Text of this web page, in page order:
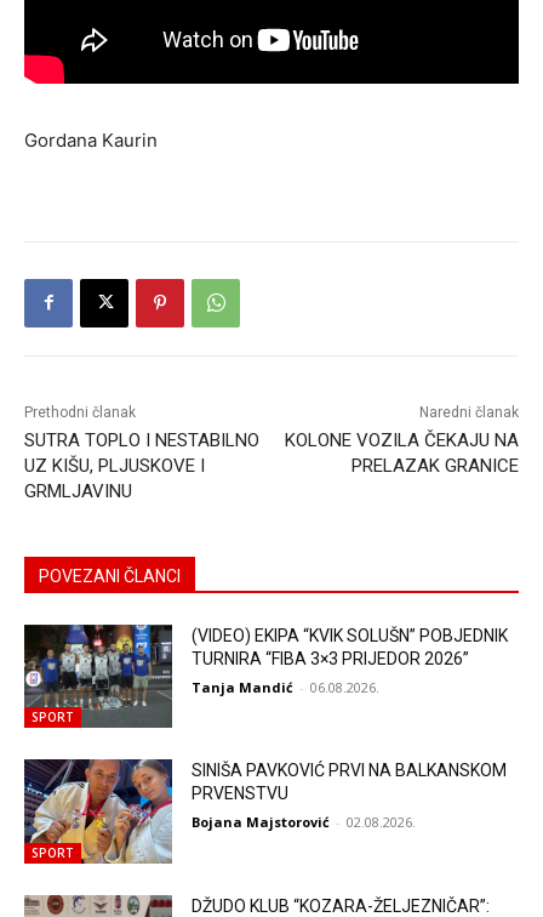
Gordana Kaurin
Prethodni članak
SUTRA TOPLO I NESTABILNO
UZ KIŠU, PLJUSKOVE I
GRMLJAVINU
Naredni članak
KOLONE VOZILA ČEKAJU NA
PRELAZAK GRANICE
POVEZANI ČLANCI
SPORT
(VIDEO) EKIPA “KVIK SOLUŠN” POBJEDNIK
TURNIRA “FIBA 3×3 PRIJEDOR 2026”
Tanja Mandić - 06.08.2026.
SPORT
SINIŠA PAVKOVIĆ PRVI NA BALKANSKOM
PRVENSTVU
Bojana Majstorović - 02.08.2026.
DŽUDO KLUB “KOZARA-ŽELJEZNIČAR”: